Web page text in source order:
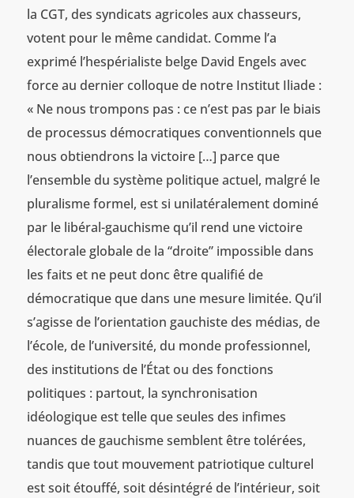
la CGT, des syndicats agricoles aux chasseurs,
votent pour le même candidat. Comme l’a
exprimé l’hespérialiste belge David Engels avec
force au dernier colloque de notre Institut Iliade :
« Ne nous trompons pas : ce n’est pas par le biais
de processus démocratiques conventionnels que
nous obtiendrons la victoire […] parce que
l’ensemble du système politique actuel, malgré le
pluralisme formel, est si unilatéralement dominé
par le libéral-gauchisme qu’il rend une victoire
électorale globale de la “droite” impossible dans
les faits et ne peut donc être qualifié de
démocratique que dans une mesure limitée. Qu’il
s’agisse de l’orientation gauchiste des médias, de
l’école, de l’université, du monde professionnel,
des institutions de l’État ou des fonctions
politiques : partout, la synchronisation
idéologique est telle que seules des infimes
nuances de gauchisme semblent être tolérées,
tandis que tout mouvement patriotique culturel
est soit étouffé, soit désintégré de l’intérieur, soit